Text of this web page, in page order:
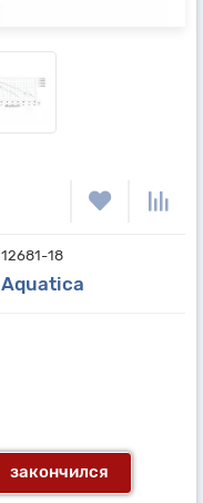
12681-18
Aquatica
закончился